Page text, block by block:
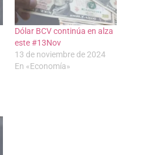
Dólar BCV continúa en alza
este #13Nov
13 de noviembre de 2024
En «Economía»